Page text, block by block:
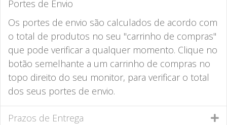
Portes de Envio
Os portes de envio são calculados de acordo com
o total de produtos no seu "carrinho de compras"
que pode verificar a qualquer momento. Clique no
botão semelhante a um carrinho de compras no
topo direito do seu monitor, para verificar o total
dos seus portes de envio.
Prazos de Entrega